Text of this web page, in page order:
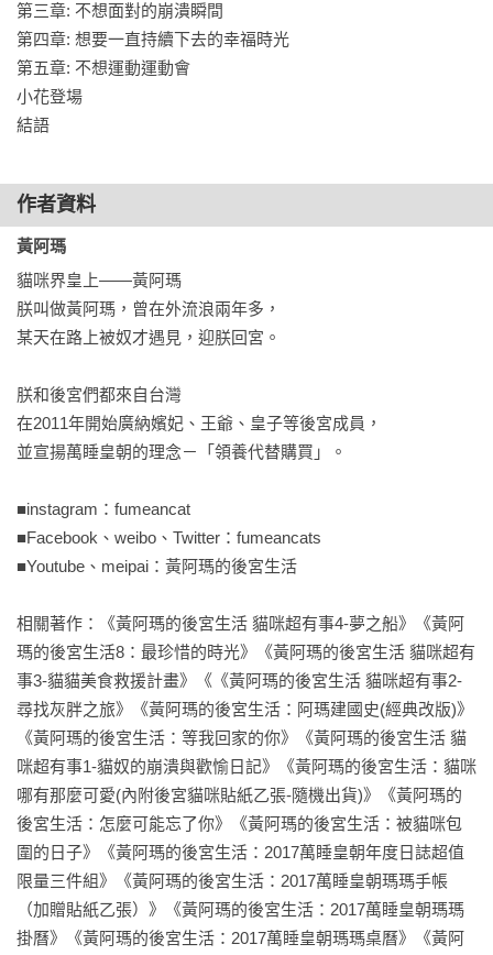
片天空。
◎嚕嚕→男 2007.07.14生 巨蟹座
憨厚壯碩的外表，隱藏不住個性的單純，直來直往的說話技巧
也是會惹怒眾貓，對於阿瑪身為王者的地位有點不以為然，不
家刮目相看。
◎柚子→男 2013.09.20生 處女座
從小容易感冒，但運動神經卻極佳，個性活潑且樂觀開朗，跟
誰都能好好相處。唯一弱點是他的菸酒嗓，讓他沒有勇氣開口
唱歌，因此也特別羨慕浣腸的美好嗓音。
◎浣腸→男 2015.04.12生 牡羊座
擁有鬥雞眼搭配下垂的眼型，讓他顯得楚楚可憐，加上幼年時
曾被狗追，
知的成熟與心計，他深怕有人要害他，對外在的不信任，導致
他的行為總是怪怪的。
志銘:  最愛的寶貝是嚕嚕  擅長幫後宮剪指甲  尋找貓尿的專家
狸貓:  最愛的寶貝是阿瑪  喜歡陪著貓睡覺  後宮黑暗料理達人
第三章: 不想面對的崩潰瞬間
第四章: 想要一直持續下去的幸福時光
第五章: 不想運動運動會
小花登場
結語
作者資料
黃阿瑪
貓咪界皇上——黃阿瑪
朕叫做黃阿瑪，曾在外流浪兩年多，
某天在路上被奴才遇見，迎朕回宮。
朕和後宮們都來自台灣
在2011年開始廣納嬪妃、王爺、皇子等後宮成員，
並宣揚萬睡皇朝的理念－「領養代替購買」。
■instagram：fumeancat
■Facebook、weibo、Twitter：fumeancats
■Youtube、meipai：黃阿瑪的後宮生活
相關著作：《黃阿瑪的後宮生活 貓咪超有事4-夢之船》《黃阿
瑪的後宮生活8：最珍惜的時光》《黃阿瑪的後宮生活 貓咪超有
事3-貓貓美食救援計畫》《《黃阿瑪的後宮生活 貓咪超有事2-
尋找灰胖之旅》《黃阿瑪的後宮生活：阿瑪建國史(經典改版)》
《黃阿瑪的後宮生活：等我回家的你》《黃阿瑪的後宮生活 貓
咪超有事1-貓奴的崩潰與歡愉日記》《黃阿瑪的後宮生活：貓咪
哪有那麼可愛(內附後宮貓咪貼紙乙張-隨機出貨)》《黃阿瑪的
後宮生活：怎麼可能忘了你》《黃阿瑪的後宮生活：被貓咪包
圍的日子》《黃阿瑪的後宮生活：2017萬睡皇朝年度日誌超值
限量三件組》《黃阿瑪的後宮生活：2017萬睡皇朝瑪瑪手帳
（加贈貼紙乙張）》《黃阿瑪的後宮生活：2017萬睡皇朝瑪瑪
掛曆》《黃阿瑪的後宮生活：2017萬睡皇朝瑪瑪桌曆》《黃阿